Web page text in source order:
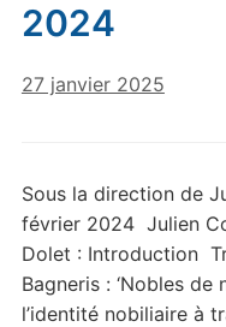
2024
27 janvier 2025
Sous la direction de
février 2024 Julien
Dolet : Introduction
Bagneris : ‘Nobles de
l’identité nobiliaire à